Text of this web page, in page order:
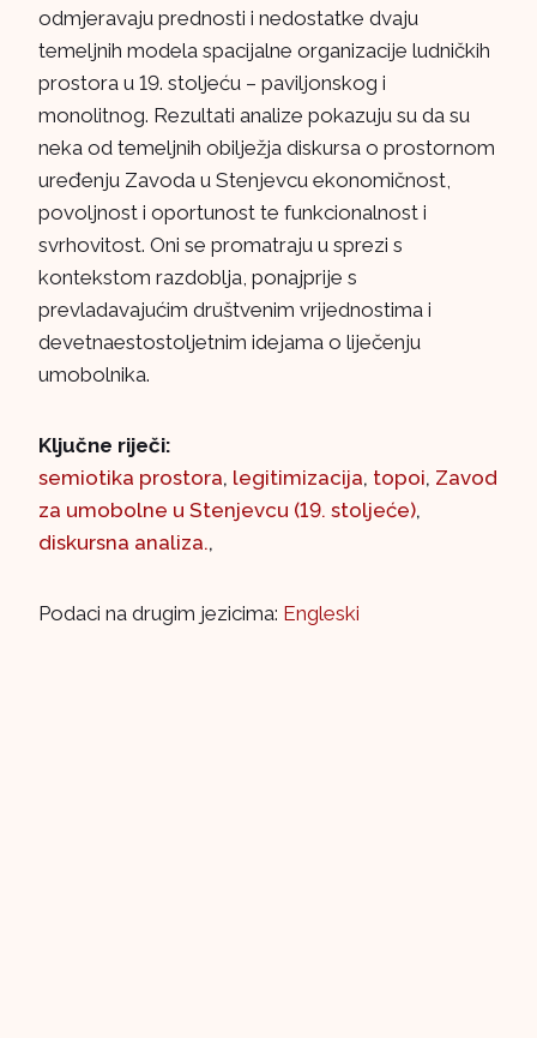
odmjeravaju prednosti i nedostatke dvaju
temeljnih modela spacijalne organizacije ludničkih
prostora u 19. stoljeću – paviljonskog i
monolitnog. Rezultati analize pokazuju su da su
neka od temeljnih obilježja diskursa o prostornom
uređenju Zavoda u Stenjevcu ekonomičnost,
povoljnost i oportunost te funkcionalnost i
svrhovitost. Oni se promatraju u sprezi s
kontekstom razdoblja, ponajprije s
prevladavajućim društvenim vrijednostima i
devetnaestostoljetnim idejama o liječenju
umobolnika.
Ključne riječi:
semiotika prostora, legitimizacija, topoi, Zavod
za umobolne u Stenjevcu (19. stoljeće),
diskursna analiza.,
Podaci na drugim jezicima: Engleski